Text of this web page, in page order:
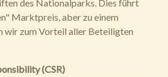
des Nationalparks. Dies führt
Marktpreis, aber zu einem
wir zum Vorteil aller Beteiligten
(CSR)